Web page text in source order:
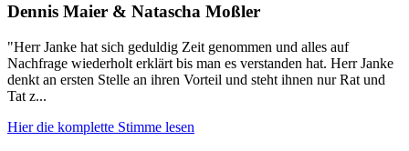
Dennis Maier & Natascha Moßler
"Herr Janke hat sich geduldig Zeit genommen und alles auf
Nachfrage wiederholt erklärt bis man es verstanden hat. Herr Janke
denkt an ersten Stelle an ihren Vorteil und steht ihnen nur Rat und
Tat z...
Hier die komplette Stimme lesen